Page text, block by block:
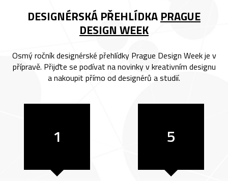
DESIGNÉRSKÁ PŘEHLÍDKA PRAGUE
DESIGN WEEK
Osmý ročník designérské přehlídky Prague Design Week je v
přípravě. Přijďte se podívat na novinky v kreativním designu
a nakoupit přímo od designérů a studií.
1 5